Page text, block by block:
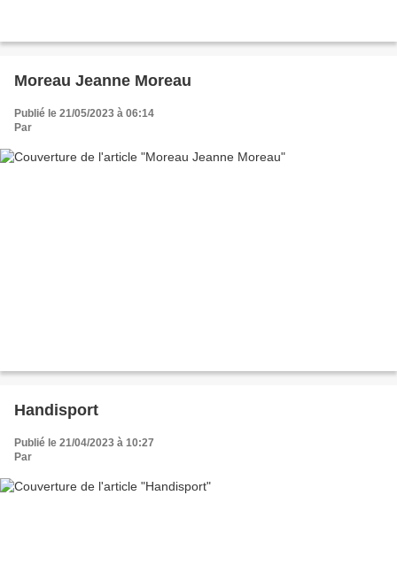
Moreau Jeanne Moreau
Publié le 21/05/2023 à 06:14
Par
Handisport
Publié le 21/04/2023 à 10:27
Par